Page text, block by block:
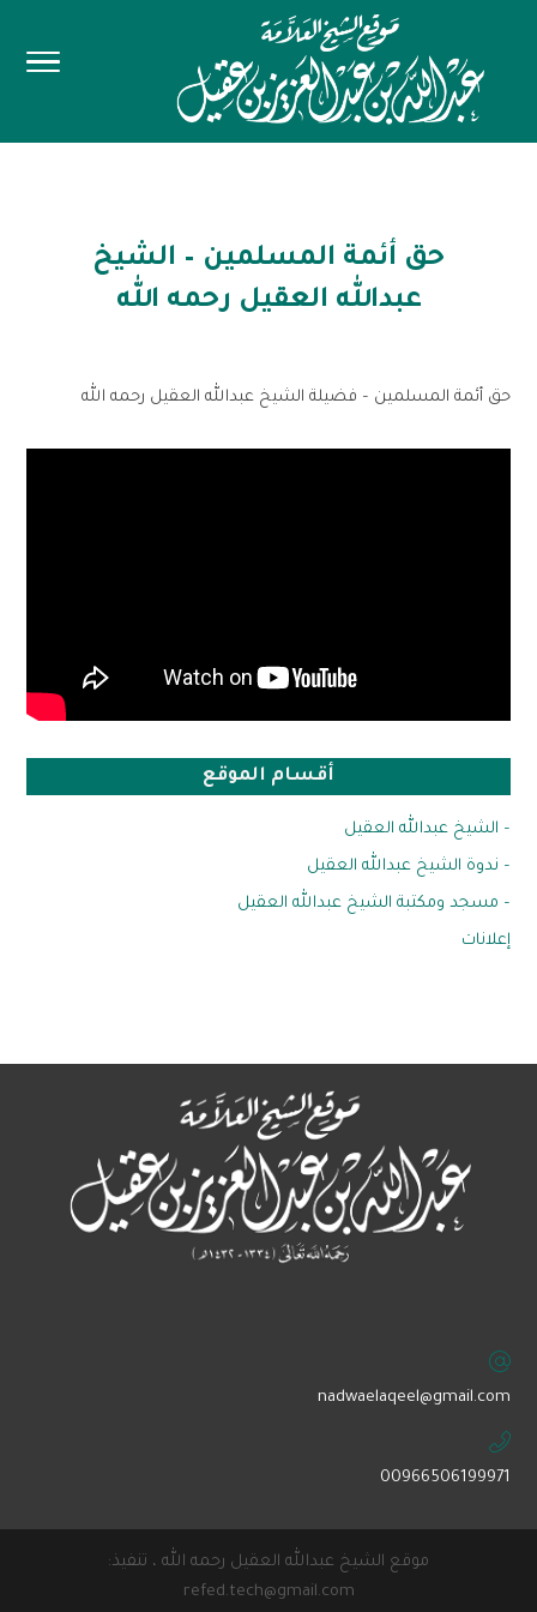
حق أئمة المسلمين – الشيخ
عبدالله العقيل رحمه الله
حق أئمة المسلمين – فضيلة الشيخ عبدالله العقيل رحمه الله
أقسام الموقع
– الشيخ عبدالله العقيل
– ندوة الشيخ عبدالله العقيل
– مسجد ومكتبة الشيخ عبدالله العقيل
إعلانات
‏nadwaelaqeel@gmail.com
00966506199971
موقع الشيخ عبدالله العقيل رحمه الله ، تنفيذ:
refed.tech@gmail.com